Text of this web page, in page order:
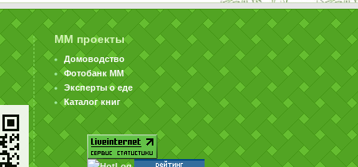
ММ проекты
Домоводство
Фотобанк ММ
Эксперты о еде
Каталог книг